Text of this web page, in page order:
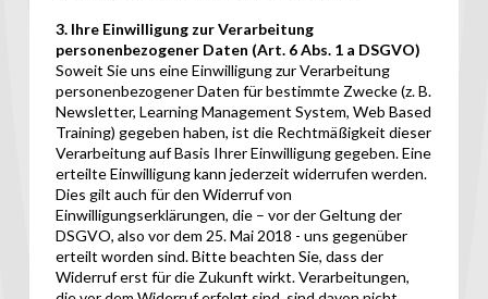
3. Ihre Einwilligung zur Verarbeitung
personenbezogener Daten (Art. 6 Abs. 1 a DSGVO)
Soweit Sie uns eine Einwilligung zur Verarbeitung
personenbezogener Daten für bestimmte Zwecke (z. B.
Newsletter, Learning Management System, Web Based
Training) gegeben haben, ist die Rechtmäßigkeit dieser
Verarbeitung auf Basis Ihrer Einwilligung gegeben. Eine
erteilte Einwilligung kann jederzeit widerrufen werden.
Dies gilt auch für den Widerruf von
Einwilligungserklärungen, die – vor der Geltung der
DSGVO, also vor dem 25. Mai 2018 - uns gegenüber
erteilt worden sind. Bitte beachten Sie, dass der
Widerruf erst für die Zukunft wirkt. Verarbeitungen,